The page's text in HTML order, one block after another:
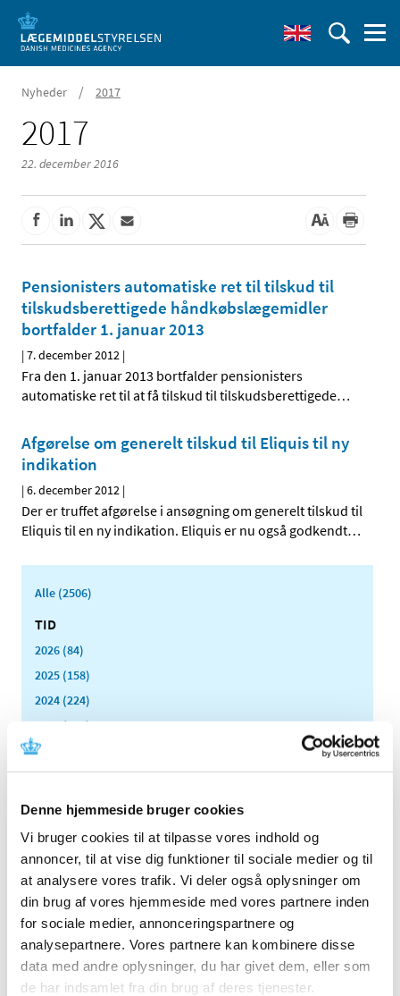
Denne hjemmeside bruger cookies
Vi bruger cookies til at tilpasse vores indhold og
annoncer, til at vise dig funktioner til sociale medier og til
at analysere vores trafik. Vi deler også oplysninger om
din brug af vores hjemmeside med vores partnere inden
for sociale medier, annonceringspartnere og
analysepartnere. Vores partnere kan kombinere disse
data med andre oplysninger, du har givet dem, eller som
de har indsamlet fra din brug af deres tjenester.
Nyheder / 2017
2017
22. december 2016
Pensionisters automatiske ret til tilskud til
tilskudsberettigede håndkøbslægemidler
bortfalder 1. januar 2013
|7. december 2012 |
Fra den 1. januar 2013 bortfalder pensionisters
automatiske ret til at få tilskud til tilskudsberettigede…
Afgørelse om generelt tilskud til Eliquis til ny
indikation
|6. december 2012 |
Der er truffet afgørelse i ansøgning om generelt tilskud til
Eliquis til en ny indikation. Eliquis er nu også godkendt…
Alle (2506)
TID
2026 (84)
2025 (158)
2024 (224)
2023 (195)
2022 (197)
2021 (516)
2018 (150)
2017 (167)
2016 (167)
2015 (33)
2014 (44)
2013 (49)